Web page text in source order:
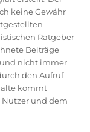
keine Gewähr
Ratgeber
Beiträge
nicht immer
den Aufruf
kommt
Nutzer und dem